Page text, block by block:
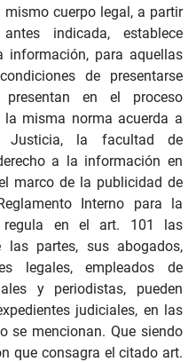
mismo cuerpo legal, a partir
indicada, establece
información, para aquellas
de presentarse
en el proceso
la misma norma acuerda a
Justicia, la facultad de
a la información en
marco de la publicidad de
Interno para la
regula en el art. 101 las
partes, sus abogados,
legales, empleados de
y periodistas, pueden
judiciales, en las
se mencionan. Que siendo
que consagra el citado art.